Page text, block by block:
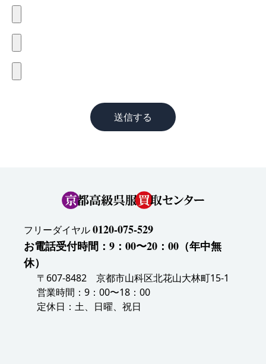
送信する
フリーダイヤル0120-075-529
お電話受付時間：9：00〜20：00（年中無
休）
〒607-8482 京都市山科区北花山大林町15-1
営業時間：9：00〜18：00
定休日：土、日曜、祝日